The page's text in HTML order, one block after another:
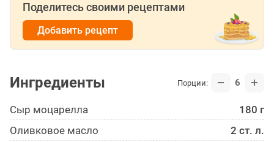
Поделитесь своими рецептами
Добавить рецепт
Ингредиенты Порции: 6
Сыр моцарелла
180 г
Оливковое масло
2 ст. л.